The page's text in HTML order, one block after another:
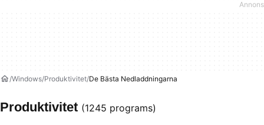
Windows Produktivitet De Bästa Nedladdningarna
Produktivitet (1245 programs)